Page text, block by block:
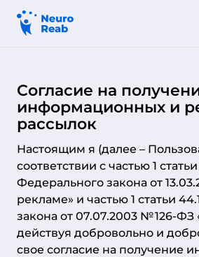
Согласие на
информационных и
рассылок
Настоящим я (далее –
соответствии с частью 1 статьи
Федерального закона от
рекламе» и частью 1 статьи
закона от 07.07.2003 № 126-ФЗ
действуя добровольно и
свое согласие на получение